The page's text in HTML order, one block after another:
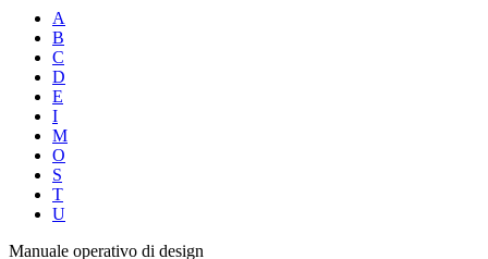
A
B
C
D
E
I
M
O
S
T
U
Manuale operativo di design